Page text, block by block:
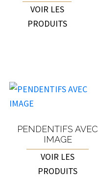
VOIR LES
PRODUITS
PENDENTIFS AVEC
IMAGE
VOIR LES
PRODUITS